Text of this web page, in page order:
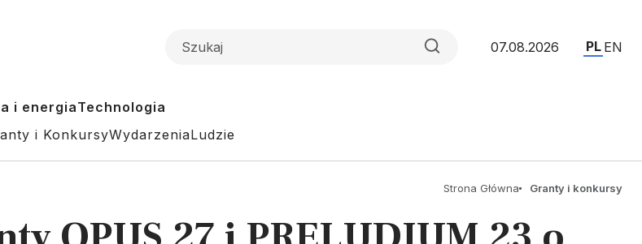
07.08.2026 PL EN
i energiaTechnologia
i KonkursyWydarzeniaLudzie
Strona Główna Granty i konkursy